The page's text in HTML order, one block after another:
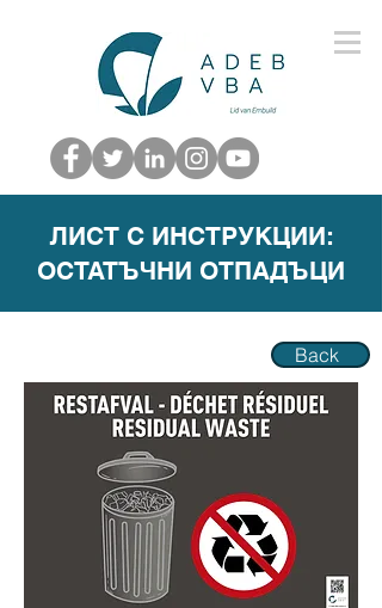
ЛИСТ С ИНСТРУКЦИИ:
ОСТАТЪЧНИ ОТПАДЪЦИ
Back